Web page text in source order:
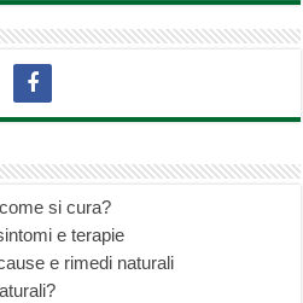
si cura?
e terapie
e rimedi naturali